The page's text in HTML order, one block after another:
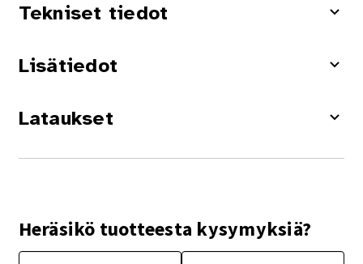
Tekniset tiedot
Lisätiedot
Lataukset
Heräsikö tuotteesta kysymyksiä?